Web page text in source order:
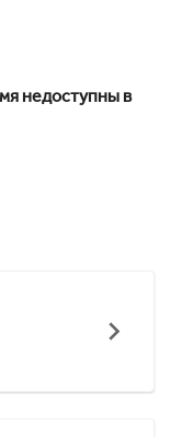
недоступны в